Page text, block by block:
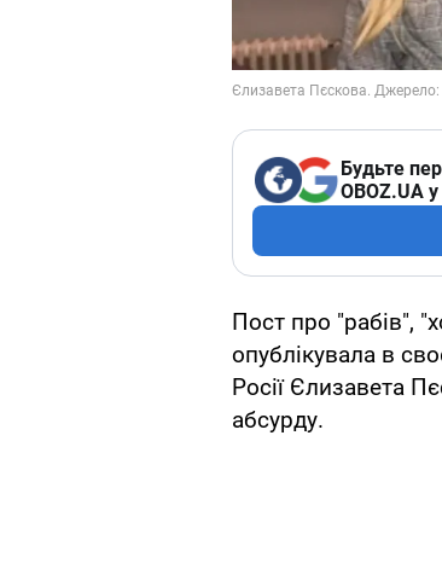
Будьте
OBOZ.UA
Пост про "рабів",
опублікувала в
Росії Єлизавета
абсурду.